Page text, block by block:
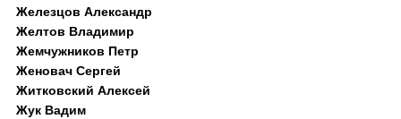
Железцов Александр
Желтов Владимир
Жемчужников Петр
Женовач Сергей
Житковский Алексей
Жук Вадим